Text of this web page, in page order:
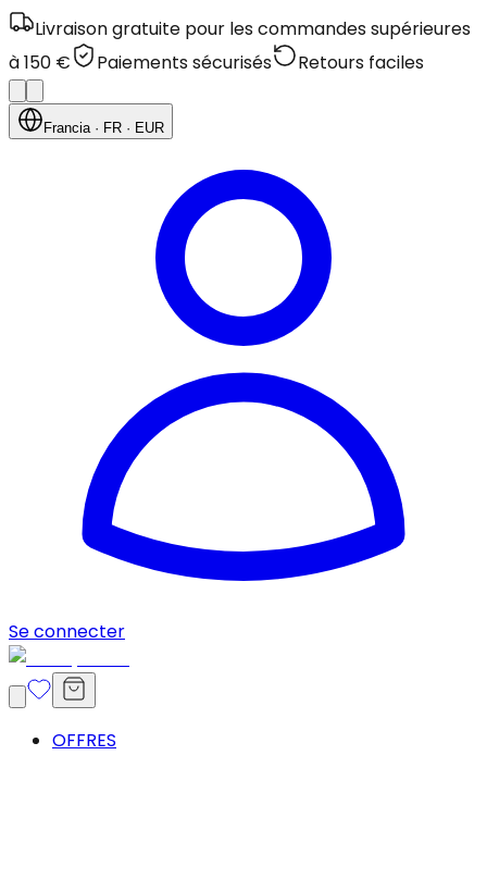
Livraison gratuite pour les commandes supérieures
à 150 €
Paiements sécurisés Retours faciles
Francia· FR · EUR
Se connecter
OFFRES